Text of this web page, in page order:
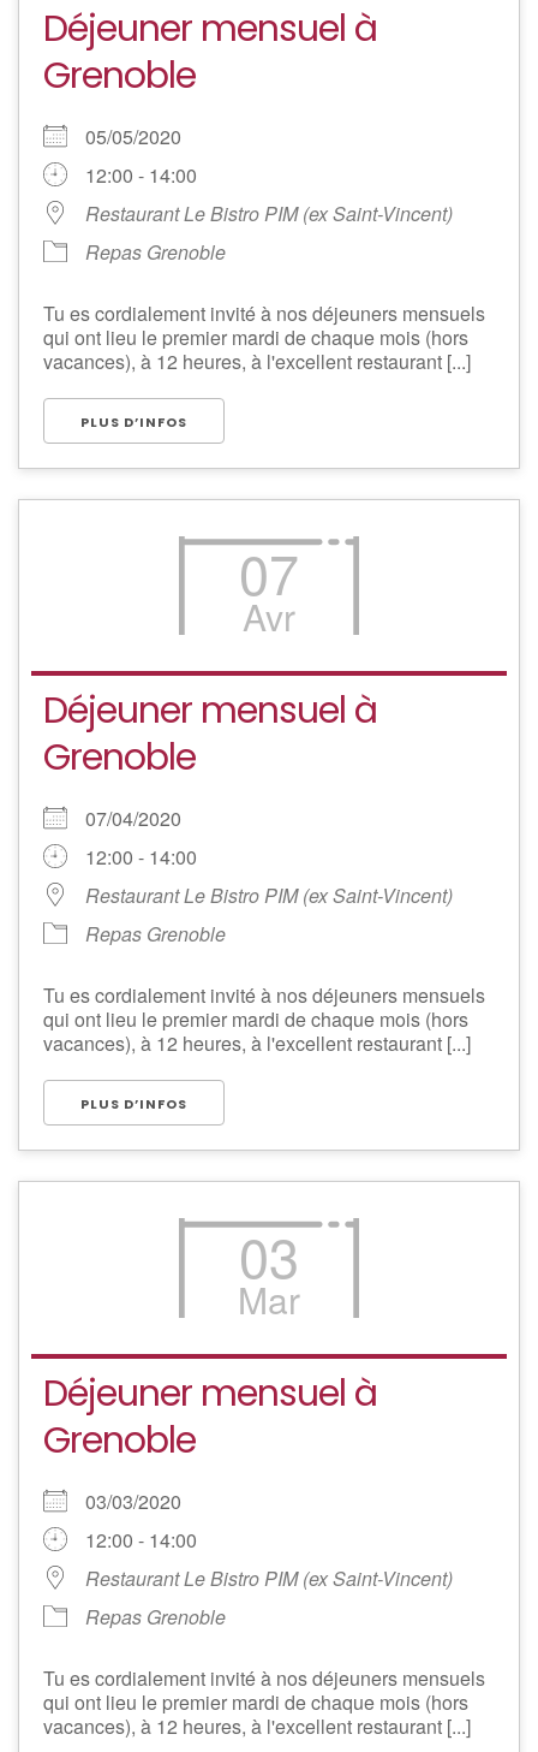
Déjeuner mensuel à
Grenoble
05/05/2020
12:00 - 14:00
Restaurant Le Bistro PIM (ex Saint-Vincent)
Repas Grenoble
Tu es cordialement invité à nos déjeuners mensuels
qui ont lieu le premier mardi de chaque mois (hors
vacances), à 12 heures, à l'excellent restaurant [...]
PLUS D’INFOS
07
Avr
Déjeuner mensuel à
Grenoble
07/04/2020
12:00 - 14:00
Restaurant Le Bistro PIM (ex Saint-Vincent)
Repas Grenoble
Tu es cordialement invité à nos déjeuners mensuels
qui ont lieu le premier mardi de chaque mois (hors
vacances), à 12 heures, à l'excellent restaurant [...]
PLUS D’INFOS
03
Mar
Déjeuner mensuel à
Grenoble
03/03/2020
12:00 - 14:00
Restaurant Le Bistro PIM (ex Saint-Vincent)
Repas Grenoble
Tu es cordialement invité à nos déjeuners mensuels
qui ont lieu le premier mardi de chaque mois (hors
vacances), à 12 heures, à l'excellent restaurant [...]